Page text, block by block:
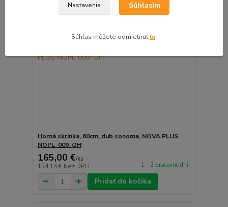
Horná skrinka, 60cm, dub sonoma, NOVA PLUS
NOPL-009-OH
165,00 €/ks
134,15 € bez DPH 1 - 2 pracovné dni
Pridať do košíka
Nastavenia Súhlasím
Súhlas môžete odmietnuťtu.